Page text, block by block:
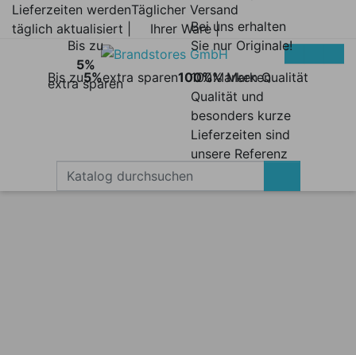
Lieferzeiten werden
täglich aktualisiert |
Täglicher Versand
Ihrer Ware |
Bis zu5%extra sparen
Bis zu
5%
extra sparen
100%Marken Qualität
Bei uns erhalten
Sie nur Originale!
100% Marken
Qualität und
besonders kurze
Lieferzeiten sind
unsere Referenz